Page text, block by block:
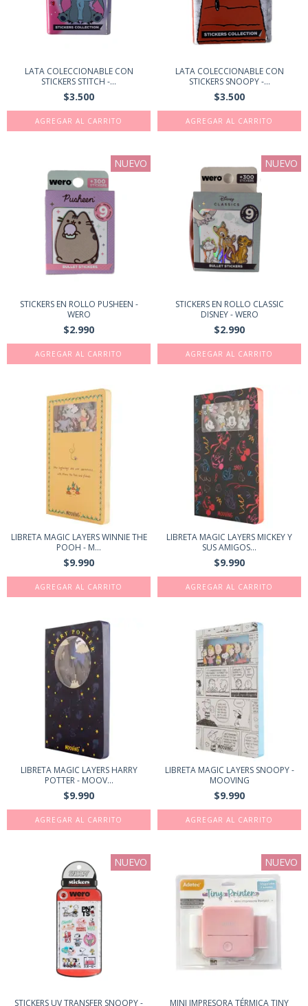
LATA COLECCIONABLE CON
STICKERS STITCH -...
$3.500
LATA COLECCIONABLE CON
STICKERS SNOOPY -...
$3.500
NUEVO
STICKERS EN ROLLO PUSHEEN -
WERO
$2.990
NUEVO
STICKERS EN ROLLO CLASSIC
DISNEY - WERO
$2.990
LIBRETA MAGIC LAYERS WINNIE THE
POOH - M...
$9.990
LIBRETA MAGIC LAYERS MICKEY Y
SUS AMIGOS...
$9.990
LIBRETA MAGIC LAYERS HARRY
POTTER - MOOV...
$9.990
LIBRETA MAGIC LAYERS SNOOPY -
MOOVING
$9.990
NUEVO
STICKERS UV TRANSFER SNOOPY -
NUEVO
MINI IMPRESORA TÉRMICA TINY